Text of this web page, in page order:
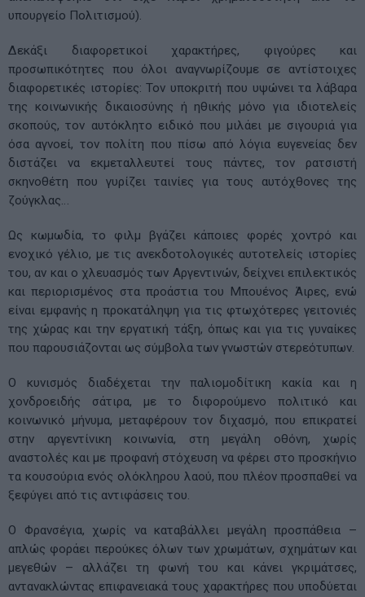
υπουργείο Πολιτισμού).
Δεκάξι διαφορετικοί χαρακτήρες, φιγούρες και
προσωπικότητες που όλοι αναγνωρίζουμε σε αντίστοιχες
διαφορετικές ιστορίες: Τον υποκριτή που υψώνει τα λάβαρα
της κοινωνικής δικαιοσύνης ή ηθικής μόνο για ιδιοτελείς
σκοπούς, τον αυτόκλητο ειδικό που μιλάει με σιγουριά για
όσα αγνοεί, τον πολίτη που πίσω από λόγια ευγενείας δεν
διστάζει να εκμεταλλευτεί τους πάντες, τον ρατσιστή
σκηνοθέτη που γυρίζει ταινίες για τους αυτόχθονες της
ζούγκλας…
Ως κωμωδία, το φιλμ βγάζει κάποιες φορές χοντρό και
ενοχικό γέλιο, με τις ανεκδοτολογικές αυτοτελείς ιστορίες
του, αν και ο χλευασμός των Αργεντινών, δείχνει επιλεκτικός
και περιορισμένος στα προάστια του Μπουένος Άιρες, ενώ
είναι εμφανής η προκατάληψη για τις φτωχότερες γειτονιές
της χώρας και την εργατική τάξη, όπως και για τις γυναίκες
που παρουσιάζονται ως σύμβολα των γνωστών στερεότυπων.
Ο κυνισμός διαδέχεται την παλιομοδίτικη κακία και η
χονδροειδής σάτιρα, με το διφορούμενο πολιτικό και
κοινωνικό μήνυμα, μεταφέρουν τον διχασμό, που επικρατεί
στην αργεντίνικη κοινωνία, στη μεγάλη οθόνη, χωρίς
αναστολές και με προφανή στόχευση να φέρει στο προσκήνιο
τα κουσούρια ενός ολόκληρου λαού, που πλέον προσπαθεί να
ξεφύγει από τις αντιφάσεις του.
Ο Φρανσέγια, χωρίς να καταβάλλει μεγάλη προσπάθεια –
απλώς φοράει περούκες όλων των χρωμάτων, σχημάτων και
μεγεθών – αλλάζει τη φωνή του και κάνει γκριμάτσες,
αντανακλώντας επιφανειακά τους χαρακτήρες που υποδύεται